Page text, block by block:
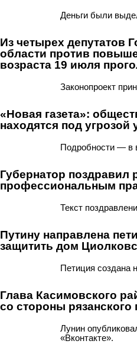
Деньги были
Из четырех депутатов
области против
возраста 19 июля
Законопроект
«Новая газета»:
находятся под угрозой
Подробности — в
Губернатор поздравил
профессиональным
Текст
Путину направлена
защитить дом
Петиция создана
Глава Касимовского
со стороны рязанского
Лунин
«Вконтакте».